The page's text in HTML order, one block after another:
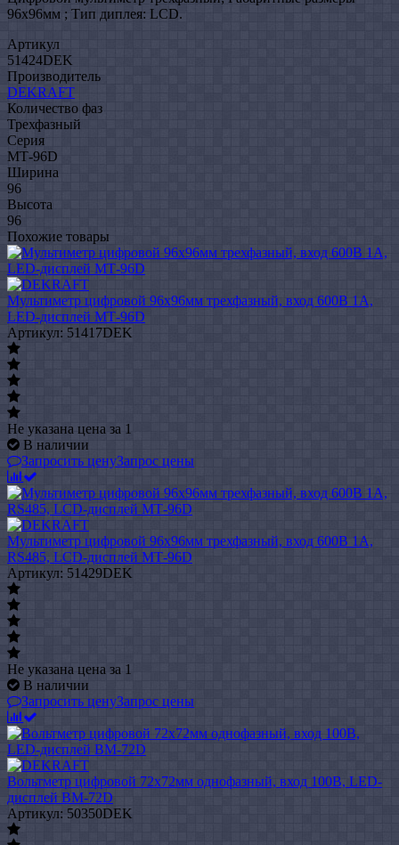
96х96мм ; Тип диплея: LCD.
Артикул
51424DEK
Производитель
DEKRAFT
Количество фаз
Трехфазный
Серия
МТ-96D
Ширина
96
Высота
96
Похожие товары
Мультиметр цифровой 96х96мм трехфазный, вход 600В 1А,
LED-дисплей МТ-96D
Артикул: 51417DEK
Не указана цена за 1
В наличии
Запросить ценуЗапрос цены
Мультиметр цифровой 96х96мм трехфазный, вход 600В 1А,
RS485, LCD-дисплей МТ-96D
Артикул: 51429DEK
Не указана цена за 1
В наличии
Запросить ценуЗапрос цены
Вольтметр цифровой 72x72мм однофазный, вход 100В, LED-
дисплей ВМ-72D
Артикул: 50350DEK